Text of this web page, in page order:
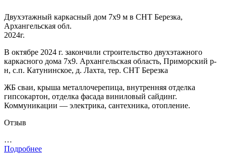
Двухэтажный каркасный дом 7х9 м в СНТ Березка,
Архангельская обл.
2024г.
В октябре 2024 г. закончили строительство двухэтажного
каркасного дома 7х9. Архангельская область, Приморский р-
н, с.п. Катунинское, д. Лахта, тер. СНТ Березка
ЖБ сваи, крыша металлочерепица, внутренняя отделка
гипсокартон, отделка фасада виниловый сайдинг.
Коммуникации — электрика, сантехника, отопление.
Отзыв
…
Подробнее